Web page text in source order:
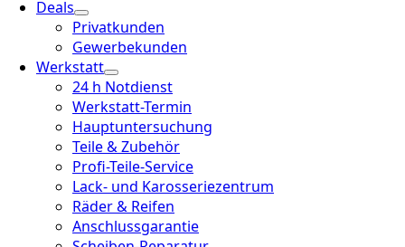
Deals
Privatkunden
Gewerbekunden
Werkstatt
24 h Notdienst
Werkstatt-Termin
Hauptuntersuchung
Teile & Zubehör
Profi-Teile-Service
Lack- und Karosseriezentrum
Räder & Reifen
Anschlussgarantie